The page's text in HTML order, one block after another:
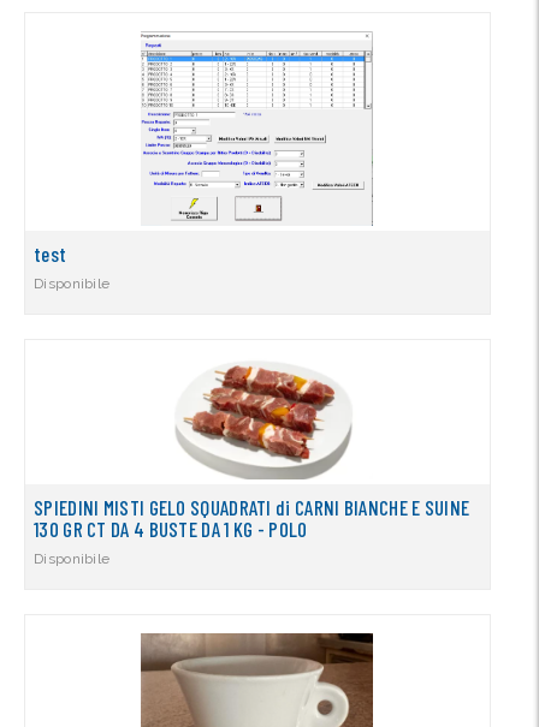
test
Disponibile
SPIEDINI MISTI GELO SQUADRATI di CARNI BIANCHE E SUINE
130 GR CT DA 4 BUSTE DA 1 KG - POLO
Disponibile